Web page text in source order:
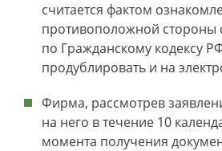
считается фактом
противоположной стороны
по Гражданскому кодексу
продублировать и на
Фирма, рассмотрев
на него в течение 10
момента получения